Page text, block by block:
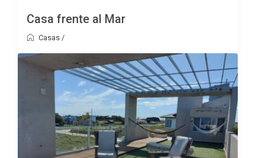
Casa frente al Mar
Casas /